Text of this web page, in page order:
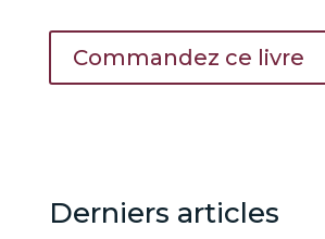
Commandez ce livre
Derniers articles